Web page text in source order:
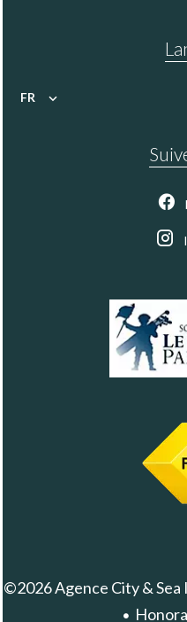
FR
©2026 Agence City & Sea